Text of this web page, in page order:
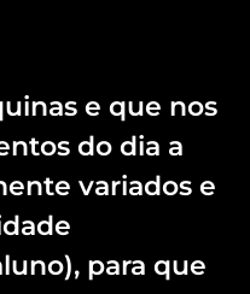
e que nos
do dia a
variados e
para que